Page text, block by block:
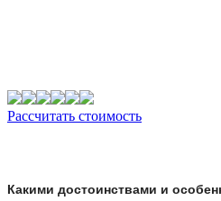
Рассчитать стоимость
Какими достоинствами и